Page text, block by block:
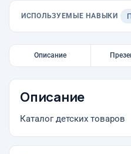
ИСПОЛЬЗУЕМЫЕ НАВЫКИ
Описание
Описание
Каталог детских товаров